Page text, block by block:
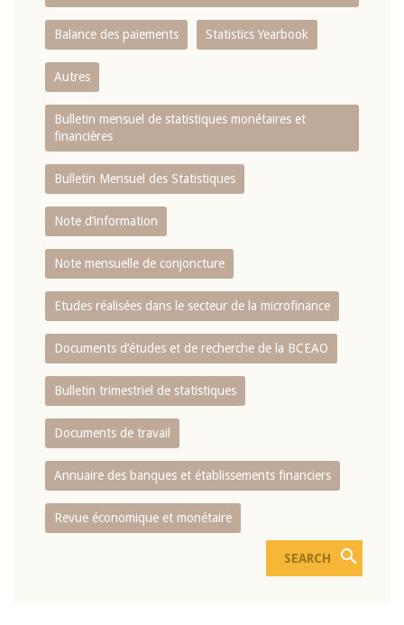
Balance des paiements Statistics Yearbook
Autres
Bulletin mensuel de statistiques monétaires et
financières
Bulletin Mensuel des Statistiques
Note d’information
Note mensuelle de conjoncture
Etudes réalisées dans le secteur de la microfinance
Documents d’études et de recherche de la BCEAO
Bulletin trimestriel de statistiques
Documents de travail
Annuaire des banques et établissements financiers
Revue économique et monétaire